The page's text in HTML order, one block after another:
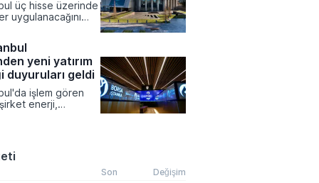
Pezeşkiyan,
topraklarını
kullandırmaması
etti.
üç hisse üzerinde
uygulanacağını
yapılan
Enerji, CW
Holding
kısıtlamalar 10
devreye
yeni yatırım
duyuruları geldi
işlem gören
enerji,
operasyonel
paylaştı.
Aydınlatma
Son Değişim